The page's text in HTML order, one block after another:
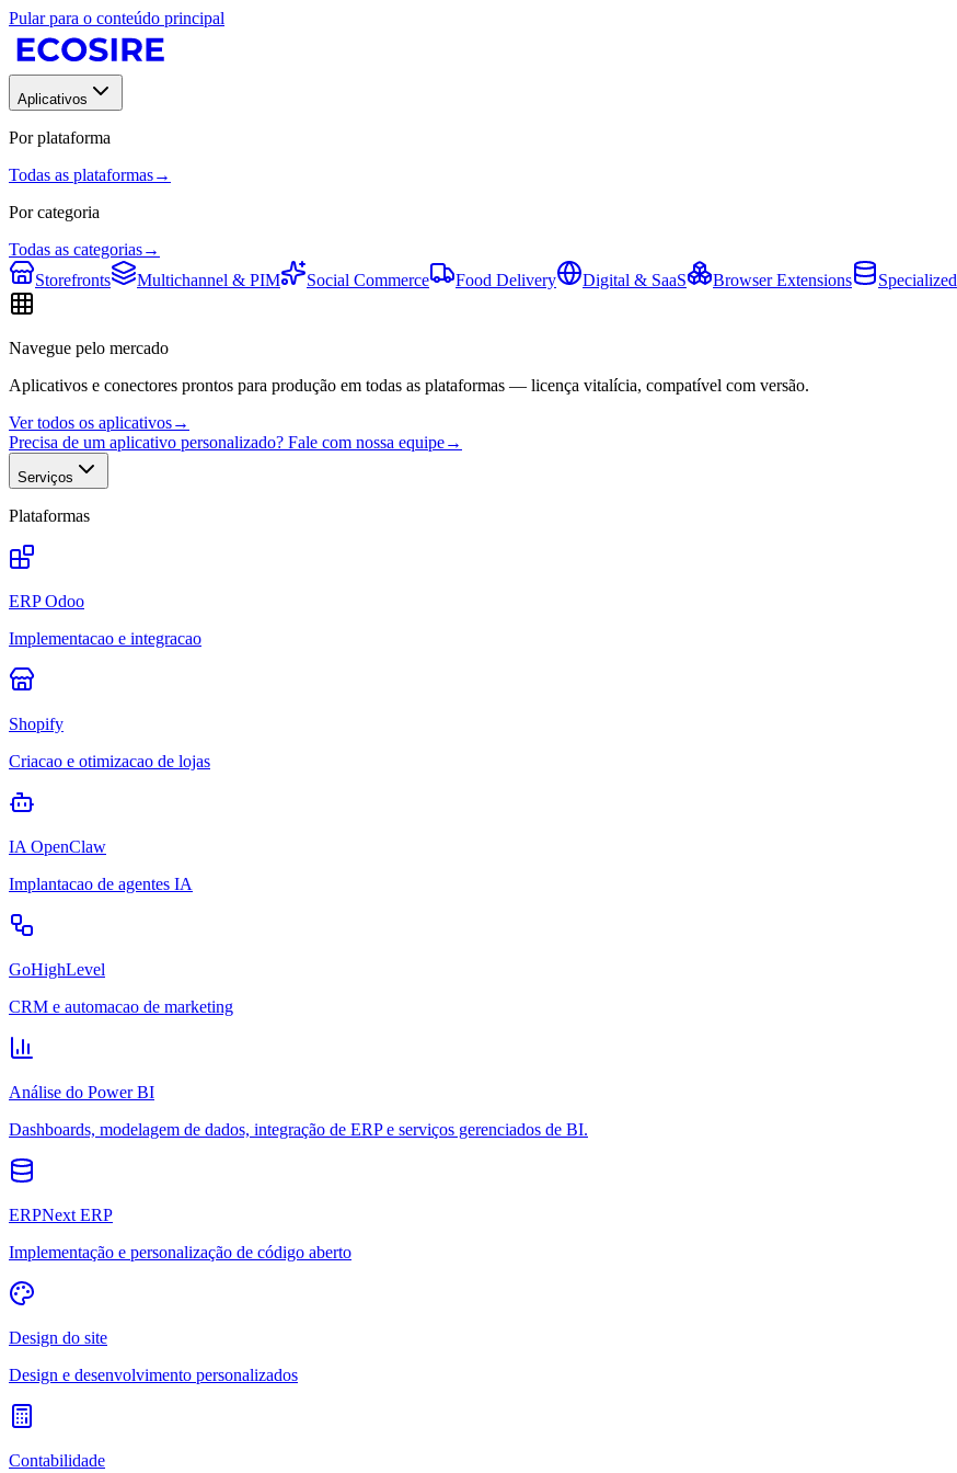
Pular para o conteúdo principal
Aplicativos
Por plataforma
Todas as plataformas→
Por categoria
Todas as categorias→
Storefronts
Multichannel & PIM Social Commerce Food Delivery Digital & SaaS Browser Extensions Specialized
Navegue pelo mercado
Aplicativos e conectores prontos para produção em todas as plataformas — licença vitalícia, compatível com versão.
Ver todos os aplicativos→
Precisa de um aplicativo personalizado? Fale com nossa equipe→
Serviços
Plataformas
ERP Odoo
Implementacao e integracao
Shopify
Criacao e otimizacao de lojas
IA OpenClaw
Implantacao de agentes IA
GoHighLevel
CRM e automacao de marketing
Análise do Power BI
Dashboards, modelagem de dados, integração de ERP e serviços gerenciados de BI.
ERPNext ERP
Implementação e personalização de código aberto
Design do site
Design e desenvolvimento personalizados
Contabilidade